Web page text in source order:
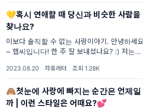
2,000회를 달성했어요.
💛혹시 연애할 때 당신과 비슷한 사람을
찾나요?
이보다 솔직할 수 없는 사랑이야기. 안녕하세요
~ 햅씨입니다! 한 주 잘 보내셨나요? :) 저는 여
오고, 나름대로 잘 살아내고 있답니다! 이번주
는 아주 마음 먹고 '사랑레터
2023.08.20 · 자휴레터 · 조회 1.28K
🙈첫눈에 사랑에 빠지는 순간은 언제일
까 | 이런 스타일은 어때요?💕